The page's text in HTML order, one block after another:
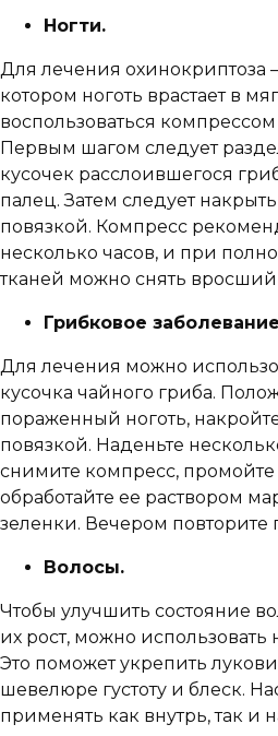
Ногти.
Для лечения охинокриптоза
котором ноготь врастает в
воспользоваться
Первым шагом следует
кусочек расслоившегося
палец. Затем следует
повязкой. Компресс
несколько часов, и при
тканей можно снять вросший
Грибковое
Для лечения можно
кусочка чайного гриба.
пораженный ноготь,
повязкой. Наденьте
снимите компресс, промойте
обработайте ее раствором
зеленки. Вечером повторите
Волосы.
Чтобы улучшить состояние
их рост, можно использовать
Это поможет укрепить
шевелюре густоту и блеск.
применять как внутрь, так и